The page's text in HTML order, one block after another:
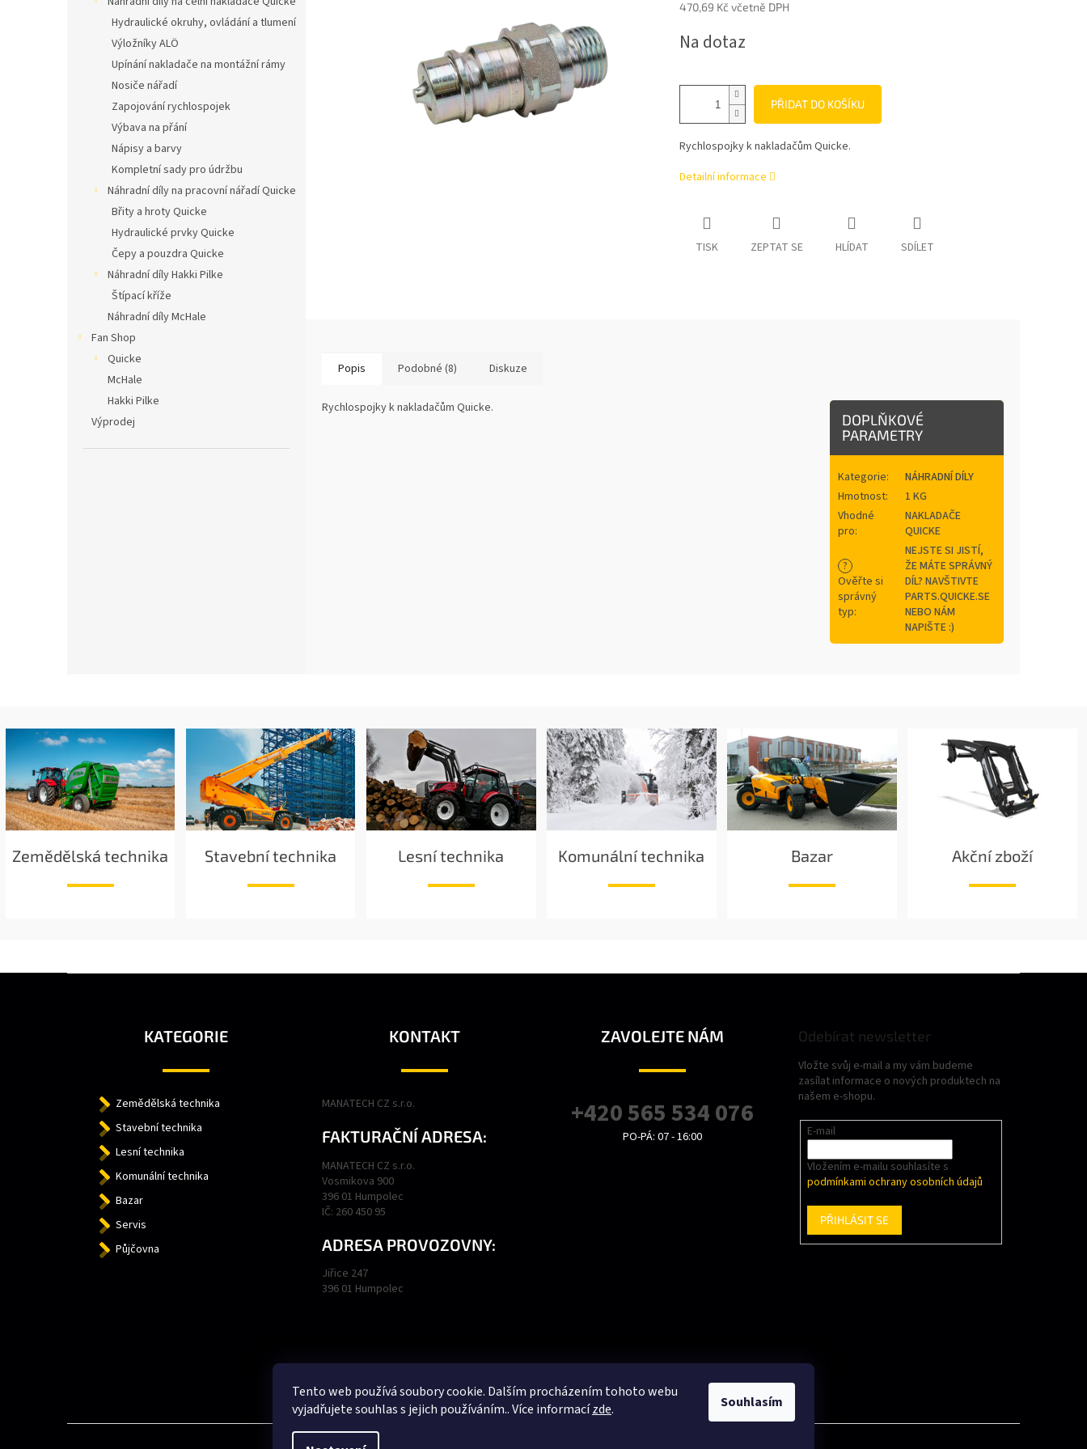
Tento web používá soubory cookie. Dalším procházením tohoto webu
vyjadřujete souhlas s jejich používáním.. Více informacízde. Souhlasím
Hydraulické okruhy, ovládání a tlumení
Výložníky ALÖ
Upínání nakladače na montážní rámy
Nosiče nářadí
Zapojování rychlospojek
Výbava na přání
Nápisy a barvy
Kompletní sady pro údržbu
Náhradní díly na pracovní nářadí Quicke
Břity a hroty Quicke
Hydraulické prvky Quicke
Čepy a pouzdra Quicke
Náhradní díly Hakki Pilke
Štípací kříže
Náhradní díly McHale
Fan Shop
Quicke
McHale
Hakki Pilke
Výprodej
470,69 Kč včetně DPH
cena:
Na dotaz
PŘIDAT DO KOŠÍKU
Rychlospojky k nakladačům Quicke.
Detailní informace
TISK ZEPTAT SE HLÍDAT SDÍLET
Popis Podobné (8) Diskuze
Rychlospojky k nakladačům Quicke.
DOPLŇKOVÉ
PARAMETRY
Kategorie:
NÁHRADNÍ DÍLY
Hmotnost:
1 KG
Vhodné
pro:
NAKLADAČE
QUICKE
?
Ověřte si
správný
typ:
NEJSTE SI JISTÍ,
ŽE MÁTE SPRÁVNÝ
DÍL? NAVŠTIVTE
PARTS.QUICKE.SE
NEBO NÁM
NAPIŠTE :)
Zemědělská technika Stavební technika Lesní technika Komunální technika Bazar Akční zboží
KATEGORIE
Zemědělská technika
Stavební technika
Lesní technika
Komunální technika
Bazar
Servis
Půjčovna
KONTAKT
MANATECH CZ s.r.o.
FAKTURAČNÍ ADRESA:
MANATECH CZ s.r.o.
Vosmikova 900
396 01 Humpolec
IČ: 260 450 95
ADRESA PROVOZOVNY:
Jiřice 247
396 01 Humpolec
ZAVOLEJTE NÁM
+420 565 534 076
PO-PÁ: 07 - 16:00
Odebírat newsletter
Vložte svůj e-mail a my vám budeme
zasílat informace o nových produktech na
našem e-shopu.
E-mail
Vložením e-mailu souhlasíte s
podmínkami ochrany osobních údajů
PŘIHLÁSIT SE
Podmínky ochrany osobních údajů Obchodní podmínky